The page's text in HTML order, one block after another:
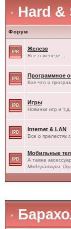
Hard &
Форум
Железо
Все о железе...
Программное
Кое-что о
Игры
Новинки игр и т.д.
Internet & LAN
Все о прелестях
Мобильные
А также
Модераторы: